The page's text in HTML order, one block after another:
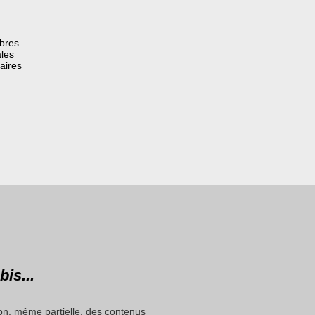
même partielle, des contenus